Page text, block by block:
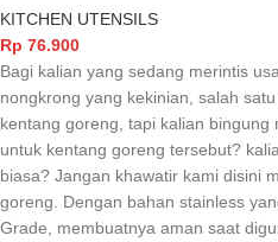
KITCHEN UTENSILS
Rp 76.900
Bagi kalian yang sedang merintis
nongkrong yang kekinian, salah
kentang goreng, tapi kalian
untuk kentang goreng tersebut?
biasa? Jangan khawatir kami disini
goreng. Dengan bahan stainless
Grade, membuatnya aman saat